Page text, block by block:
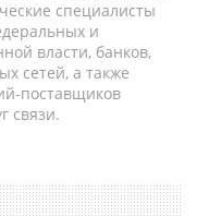
специалисты
и
власти, банков,
сетей, а также
поставщиков
связи.